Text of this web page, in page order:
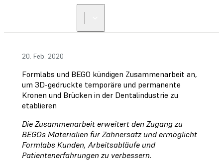
20. Feb. 2020
Formlabs und BEGO kündigen Zusammenarbeit an,
um 3D-gedruckte temporäre und permanente
Kronen und Brücken in der Dentalindustrie zu
etablieren
Die Zusammenarbeit erweitert den Zugang zu
BEGOs Materialien für Zahnersatz und ermöglicht
Formlabs Kunden, Arbeitsabläufe und
Patientenerfahrungen zu verbessern.